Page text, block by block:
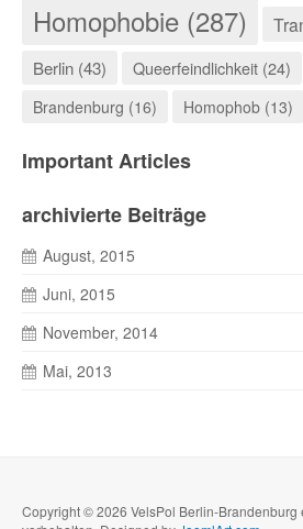
Homophobie (287)
Berlin (43) Queerfeindlichkeit (24)
Brandenburg (16)
Homophob (13)
Important Articles
archivierte Beiträge
August, 2015
Juni, 2015
November, 2014
Mai, 2013
Copyright © 2026 VelsPol Berlin-Brandenburg